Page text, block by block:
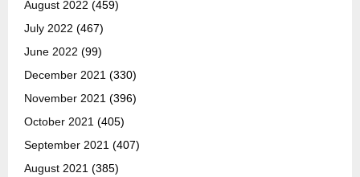
August 2022 (459)
July 2022 (467)
June 2022 (99)
December 2021 (330)
November 2021 (396)
October 2021 (405)
September 2021 (407)
August 2021 (385)